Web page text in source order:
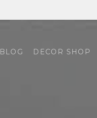
BLOG DECOR SHOP